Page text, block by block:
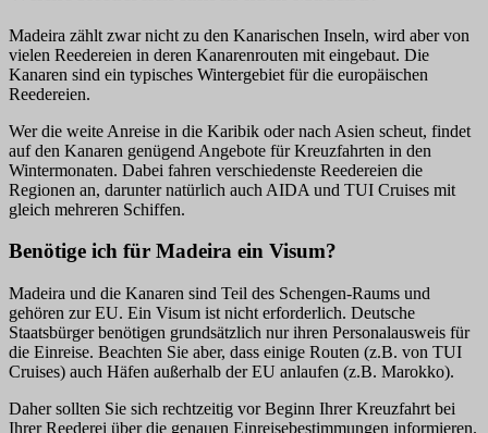
Madeira zählt zwar nicht zu den Kanarischen Inseln, wird aber von
vielen Reedereien in deren Kanarenrouten mit eingebaut. Die
Kanaren sind ein typisches Wintergebiet für die europäischen
Reedereien.
Wer die weite Anreise in die Karibik oder nach Asien scheut, findet
auf den Kanaren genügend Angebote für Kreuzfahrten in den
Wintermonaten. Dabei fahren verschiedenste Reedereien die
Regionen an, darunter natürlich auch AIDA und TUI Cruises mit
gleich mehreren Schiffen.
Benötige ich für Madeira ein Visum?
Madeira und die Kanaren sind Teil des Schengen-Raums und
gehören zur EU. Ein Visum ist nicht erforderlich. Deutsche
Staatsbürger benötigen grundsätzlich nur ihren Personalausweis für
die Einreise. Beachten Sie aber, dass einige Routen (z.B. von TUI
Cruises) auch Häfen außerhalb der EU anlaufen (z.B. Marokko).
Daher sollten Sie sich rechtzeitig vor Beginn Ihrer Kreuzfahrt bei
Ihrer Reederei über die genauen Einreisebestimmungen informieren.